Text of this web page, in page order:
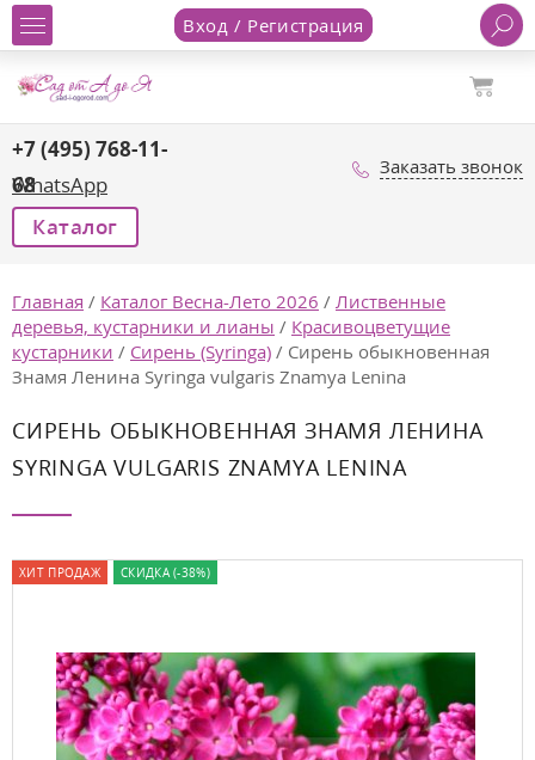
Вход / Регистрация
+7 (495) 768-11-
68
WhatsApp
Заказать звонок
Каталог
Главная / Каталог Весна-Лето 2026 / Лиственные
деревья, кустарники и лианы / Красивоцветущие
кустарники / Сирень (Syringa) / Сирень обыкновенная
Знамя Ленина Syringa vulgaris Znamya Lenina
СИРЕНЬ ОБЫКНОВЕННАЯ ЗНАМЯ ЛЕНИНА
SYRINGA VULGARIS ZNAMYA LENINA
ХИТ ПРОДАЖ СКИДКА (-38%)